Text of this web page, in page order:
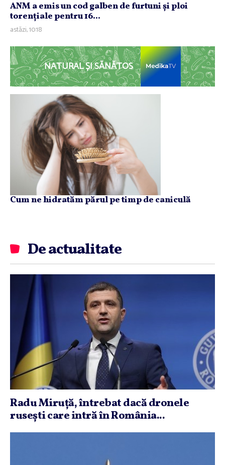
ANM a emis un cod galben de furtuni şi ploi
torenţiale pentru 16...
astăzi, 10:18
NATURAL ȘI SĂNĂTOS
Cum ne hidratăm părul pe timp de caniculă
De actualitate
Radu Miruţă, întrebat dacă dronele
ruseşti care intră în România...